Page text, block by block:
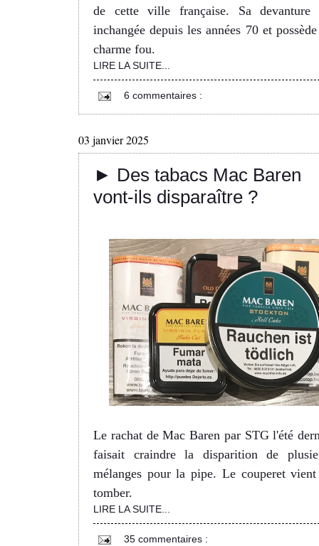
de cette ville française. Sa devanture
inchangée depuis les années 70 et
charme fou.
LIRE LA SUITE...
6 commentaires :
03 janvier 2025
► Des tabacs Mac Baren
vont-ils disparaître ?
Le rachat de Mac Baren par STG l'été
faisait craindre la disparition de
mélanges pour la pipe. Le couperet
tomber.
LIRE LA SUITE...
35 commentaires :